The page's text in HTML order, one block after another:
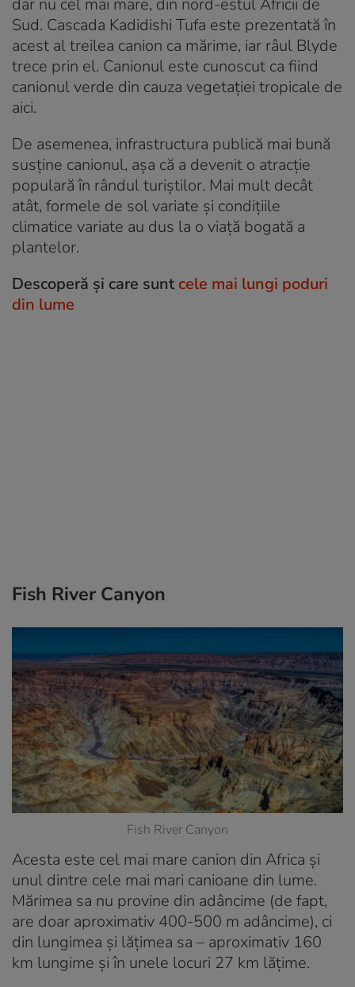
Sud. Cascada Kadidishi Tufa este prezentată în
acest al treilea canion ca mărime, iar râul Blyde
trece prin el. Canionul este cunoscut ca fiind
canionul verde din cauza vegetației tropicale de
aici.
De asemenea, infrastructura publică mai bună
susține canionul, așa că a devenit o atracție
populară în rândul turiștilor. Mai mult decât
atât, formele de sol variate și condițiile
climatice variate au dus la o viață bogată a
plantelor.
Descoperă și care suntcele mai lungi poduri
din lume
Fish River Canyon
Fish River Canyon
Acesta este cel mai mare canion din Africa și
unul dintre cele mai mari canioane din lume.
Mărimea sa nu provine din adâncime (de fapt,
are doar aproximativ 400-500 m adâncime), ci
din lungimea și lățimea sa – aproximativ 160
km lungime și în unele locuri 27 km lățime.